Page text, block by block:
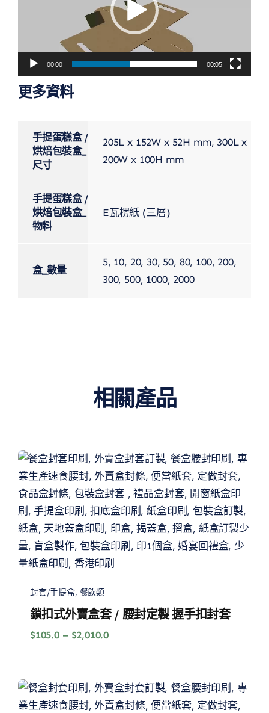
00:00 00:05
更多資料
手提蛋糕盒 /
烘焙包裝盒_
尺寸
205L x 152W x 52H mm, 300L x
200W x 100H mm
手提蛋糕盒 /
烘焙包裝盒_
物料
E瓦楞紙 (三層)
盒_數量
5, 10, 20, 30, 50, 80, 100, 200,
300, 500, 1000, 2000
相關產品
封套/手提盒, 餐飲類
鎖扣式外賣盒套 / 腰封定製 握手扣封套
$105.0 – $2,010.0價
$105.0
到
$2,010.0